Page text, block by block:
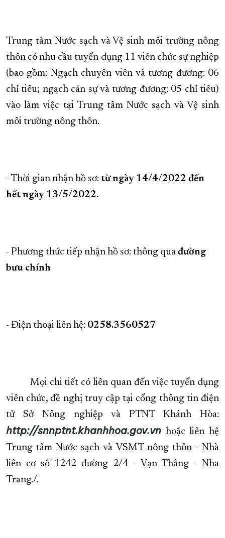
Trung tâm Nước sạch và Vệ sinh môi trường nông
thôn có nhu cầu tuyển dụng 11 viên chức sự nghiệp
(bao gồm: Ngạch chuyên viên và tương đương: 06
chỉ tiêu; ngạch cán sự và tương đương: 05 chỉ tiêu)
vào làm việc tại Trung tâm Nước sạch và Vệ sinh
môi trường nông thôn.
- Thời gian nhận hồ sơ: từ ngày 14/4/2022 đến
hết ngày 13/5/2022.
- Phương thức tiếp nhận hồ sơ: thông qua đường
bưu chính
- Điện thoại liên hệ: 0258.3560527
Mọi chi tiết có liên quan đến việc tuyển dụng
viên chức, đề nghị truy cập tại cổng thông tin điện
tử Sở Nông nghiệp và PTNT Khánh Hòa:
http://snnptnt.khanhhoa.gov.vn hoặc liên hệ
Trung tâm Nước sạch và VSMT nông thôn - Nhà
liên cơ số 1242 đường 2/4 - Vạn Thắng - Nha
Trang./.